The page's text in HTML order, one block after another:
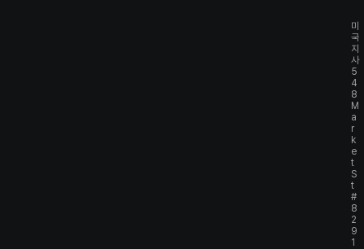
미
국
지
사
5
4
8
M
a
r
k
e
t
S
t
#
8
2
9
1